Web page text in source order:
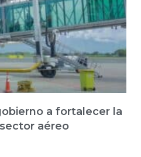
a fortalecer la
aéreo